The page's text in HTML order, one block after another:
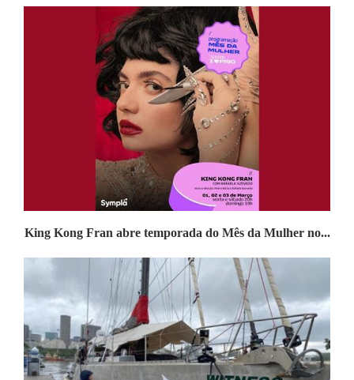
King Kong Fran abre temporada do Mês da Mulher no...